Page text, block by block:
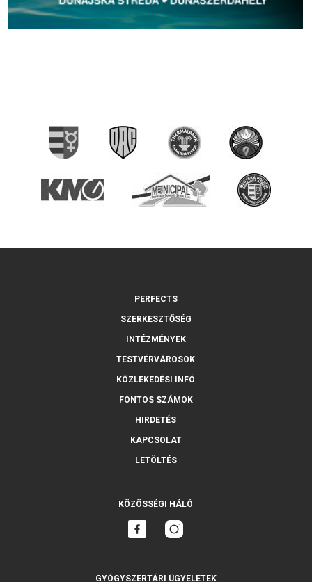
PERFECTS
SZERKESZTŐSÉG
INTÉZMÉNYEK
TESTVÉRVÁROSOK
KÖZLEKEDÉSI INFÓ
FONTOS SZÁMOK
HIRDETÉS
KAPCSOLAT
LETÖLTÉS
KÖZÖSSÉGI HÁLÓ
GYÓGYSZERTÁRI ÜGYELETEK